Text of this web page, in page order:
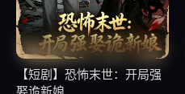
【短剧】恐怖末世：开局强
娶诡新娘